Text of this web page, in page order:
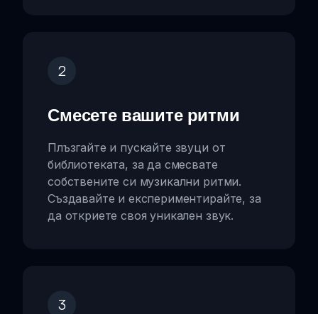
2
Смесете вашите ритми
Плъзгайте и пускайте звуци от
библиотеката, за да смесвате
собствените си музикални ритми.
Създавайте и експериментирайте, за
да откриете своя уникален звук.
3